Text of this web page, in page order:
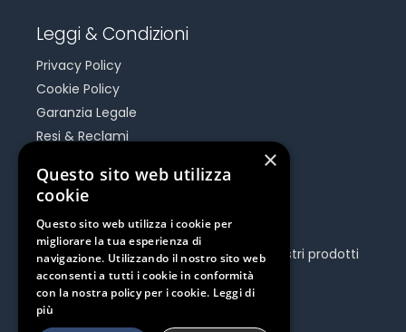
Leggi & Condizioni
Privacy Policy
Cookie Policy
Garanzia Legale
Resi & Reclami
Be Social
Seguici e rimani aggiornato su tutti i nostri prodotti
e iniziative.
×
Questo sito web utilizza
cookie
Questo sito web utilizza i cookie per
migliorare la tua esperienza di
navigazione. Utilizzando il nostro sito web
acconsenti a tutti i cookie in conformità
con la nostra policy per i cookie. Leggi di
più